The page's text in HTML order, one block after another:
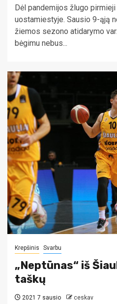
Dėl pandemijos žlugo
uostamiestyje. Sausio 9-ąją
žiemos sezono atidarymo
bėgimu nebus...
Krepšinis Svarbu
„Neptūnas“ iš
taškų
2021 7 sausio ceskav